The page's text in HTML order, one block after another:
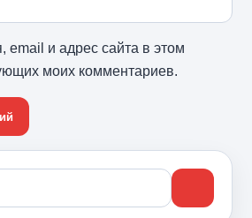
email и адрес сайта в этом
моих комментариев.